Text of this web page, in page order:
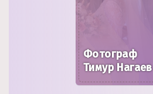
Фотограф
Тимур Нагаев